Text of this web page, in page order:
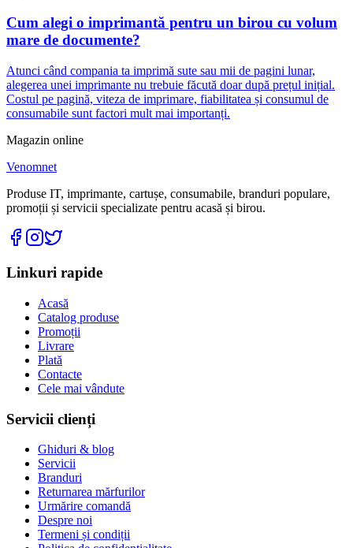
Cum alegi o imprimantă pentru un birou cu volum
mare de documente?
Atunci când compania ta imprimă sute sau mii de pagini lunar,
alegerea unei imprimante nu trebuie făcută doar după prețul inițial.
Costul pe pagină, viteza de imprimare, fiabilitatea și consumul de
consumabile sunt factori mult mai importanți.
Magazin online
Venomnet
Produse IT, imprimante, cartușe, consumabile, branduri populare,
promoții și servicii specializate pentru acasă și birou.
Linkuri rapide
Acasă
Catalog produse
Promoții
Livrare
Plată
Contacte
Cele mai vândute
Servicii clienți
Ghiduri & blog
Servicii
Branduri
Returnarea mărfurilor
Urmărire comandă
Despre noi
Termeni și condiții